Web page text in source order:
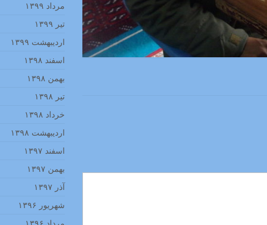
مرداد ۱۳۹۹
تیر ۱۳۹۹
اردیبهشت ۱۳۹۹
اسفند ۱۳۹۸
بهمن ۱۳۹۸
تیر ۱۳۹۸
خرداد ۱۳۹۸
اردیبهشت ۱۳۹۸
اسفند ۱۳۹۷
بهمن ۱۳۹۷
آذر ۱۳۹۷
شهریور ۱۳۹۶
مرداد ۱۳۹۶